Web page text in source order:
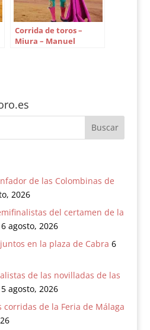
Corrida de toros –
Miura – Manuel
de las Colombinas de
2026
del certamen de la
6 agosto, 2026
en la plaza de Cabra 6
de las novilladas de las
5 agosto, 2026
corridas de la Feria de Málaga